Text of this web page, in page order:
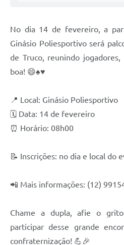
Telefones Úteis
Emprega
Agenda
SIC
No dia 14 de fevereiro, a
Ginásio Poliesportivo será
de Truco, reunindo
boa! 😄♠️♥️
📍 Local: Ginásio Poliesportivo
🗓️ Data: 14 de fevereiro
⏰ Horário: 08h00
📝 Inscrições: no dia e local do
📲 Mais informações: (12)
Chame a dupla, afie o grito
participar desse grande
confraternização! 💪🎉